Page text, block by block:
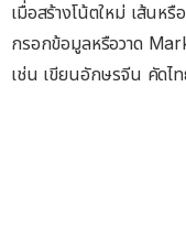
เมื่อสร้างโน้ตใหม่ เส้นหรื
กรอกข้อมูลหรือวาด
เช่น เขียนอักษรจีน คัดไ